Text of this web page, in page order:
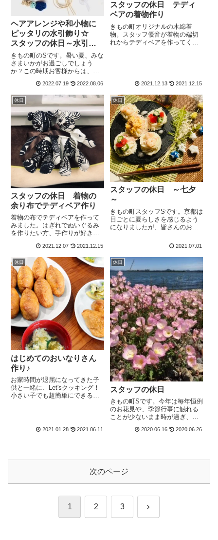
ヘアアレンジや和小物に
ピッタリの水引飾り☆
スタッフの休日～水引体
験～
きもの町のSです。暑い夏、みな
さまいかがお過ごしでしょう
か？この時期お客様からは、浴
てのお問合せを多くいただきま
す。そして、時期的には少し先
にお感じになるかもしれません
が、卒業式や成人式の商品につ
いても、この季節...
2022.07.19 2022.08.06
スタッフの休日 テディ
ベアの着物作り
きもの町オリジナルの木綿着
物。スタッフ優音が着物の端切
れからテディベアを作ってくれ
2021.12.13 2021.12.15
休日
スタッフの休日 着物の
余り布でテディベア作り
着物の布でテディベアを作って
みました。はぎれでぬいぐるみ
を作りたい方、手作りが好きで
す。このブログではテディベア
の制作過程をご紹介します。
2021.12.07 2021.12.15
休日
スタッフの休日 ～七夕
～
きもの町スタッフSです。京都は
日ごとに夏らしさを感じるよう
になりましたが、皆さんのお住
か？さて、7月といえば七夕を思
い浮かべる方も多いかと思いま
すが、皆さんは「七夕の行事
食」があることをご存知です
か？暑い時期に冷た...
2021.07.01
休日
はじめてのおいなりさん
作り♪
お家時間が退屈になってきた子
供と一緒に、Let'sクッキング！
小さい子でも超簡単にできる初
2021.01.28 2021.06.11
休日
スタッフの休日
きもの町Sです。今年は毎年恒例
のお花見や、季節行事に触れる
ことが少ないまま時が過ぎ、あ
雨入りの季節となりました。6月
2020.06.16 2020.06.26
次のページ
1 2 3 次